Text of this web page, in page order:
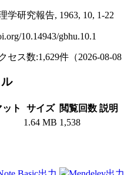
学研究報告, 1963, 10, 1-22
10.14943/gbhu.10.1
セス数:1,629件 （2026-08-08
ト サイズ 閲覧回数 説明
1.64 MB 1,538